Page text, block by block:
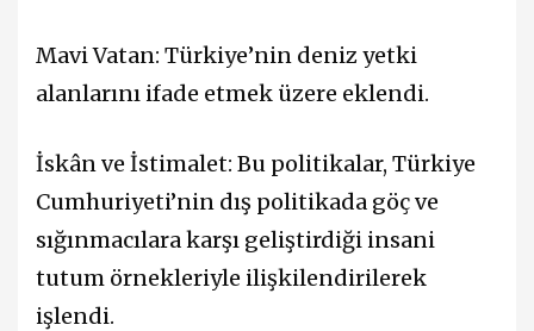
Mavi Vatan: Türkiye’nin deniz yetki
alanlarını ifade etmek üzere eklendi.
İskân ve İstimalet: Bu politikalar, Türkiye
Cumhuriyeti’nin dış politikada göç ve
sığınmacılara karşı geliştirdiği insani
tutum örnekleriyle ilişkilendirilerek
işlendi.